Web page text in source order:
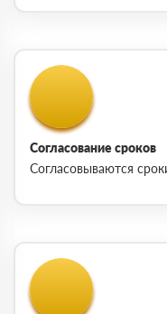
Согласование сроков
Согласовываются